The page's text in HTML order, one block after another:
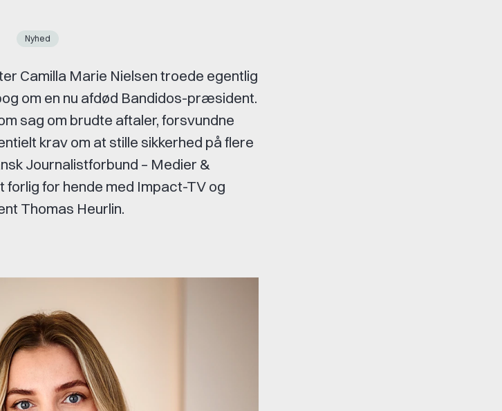
Nyhed
Camilla Marie Nielsen troede egentlig
om en nu afdød Bandidos-præsident.
sag om brudte aftaler, forsvundne
krav om at stille sikkerhed på flere
Journalistforbund – Medier &
forlig for hende med Impact-TV og
Thomas Heurlin.